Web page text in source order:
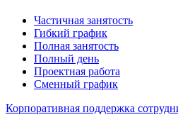
Частичная занятость
Гибкий график
Полная занятость
Полный день
Проектная работа
Сменный график
Корпоративная поддержка